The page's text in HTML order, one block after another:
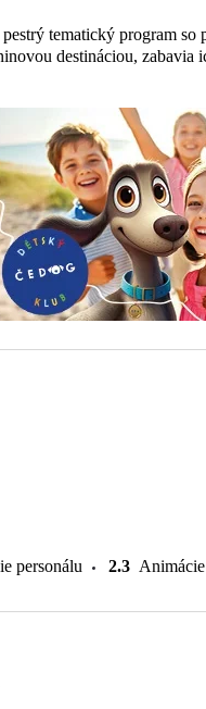
tematický program
destináciou, zabavia
personálu 2.3 Animácie